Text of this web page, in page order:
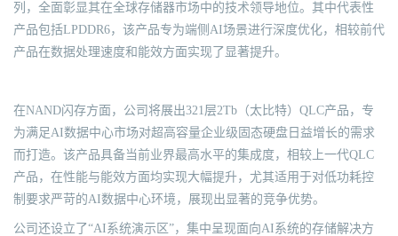
列，全面彰显其在全球存储器市场中的技术领导地位。其中代表性
产品包括LPDDR6，该产品专为端侧AI场景进行深度优化，相较前代
产品在数据处理速度和能效方面实现了显著提升。
在NAND闪存方面，公司将展出321层2Tb（太比特）QLC产品，专
为满足AI数据中心市场对超高容量企业级固态硬盘日益增长的需求
而打造。该产品具备当前业界最高水平的集成度，相较上一代QLC
产品，在性能与能效方面均实现大幅提升，尤其适用于对低功耗控
制要求严苛的AI数据中心环境，展现出显著的竞争优势。
公司还设立了“AI系统演示区”，集中呈现面向AI系统的存储解决方